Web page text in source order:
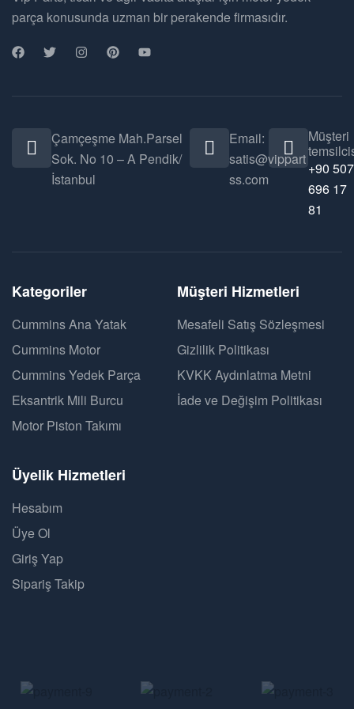
parça konusunda uzman bir perakende firmasıdır.
Çamçeşme Mah.Parsel
Sok. No 10 – A Pendik/
İstanbul
Email:
satis@vippart
ss.com
Müşteri
+90 507
696 17
81
Kategoriler
Cummins Ana Yatak
Cummins Motor
Cummins Yedek Parça
Eksantrik Mili Burcu
Motor Piston Takımı
Müşteri Hizmetleri
Mesafeli Satış Sözleşmesi
Gizlilik Politikası
KVKK Aydınlatma Metni
İade ve Değişim Politikası
Üyelik Hizmetleri
Hesabım
Üye Ol
Giriş Yap
Sipariş Takip